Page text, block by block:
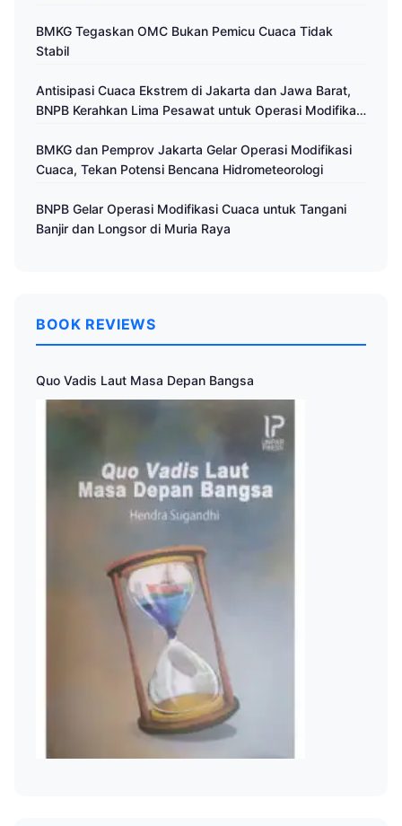
BMKG Tegaskan OMC Bukan Pemicu Cuaca Tidak
Stabil
Antisipasi Cuaca Ekstrem di Jakarta dan Jawa Barat,
BNPB Kerahkan Lima Pesawat untuk Operasi Modifikasi
BMKG dan Pemprov Jakarta Gelar Operasi Modifikasi
Cuaca, Tekan Potensi Bencana Hidrometeorologi
BNPB Gelar Operasi Modifikasi Cuaca untuk Tangani
Banjir dan Longsor di Muria Raya
BOOK REVIEWS
Quo Vadis Laut Masa Depan Bangsa